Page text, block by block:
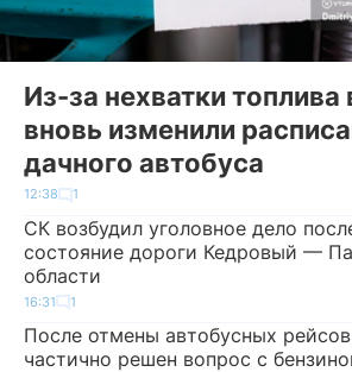
Из-за нехватки
вновь изменили
дачного автобуса
12:38 1
СК возбудил уголовное дело
состояние дороги Кедровый —
области
16:31 1
После отмены автобусных
частично решен вопрос с